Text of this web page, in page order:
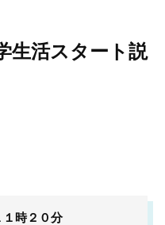
生活スタート説
１時２０分